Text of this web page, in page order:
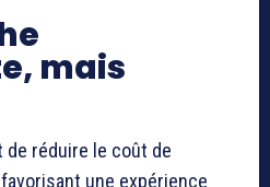
mais
de réduire le coût de
une expérience